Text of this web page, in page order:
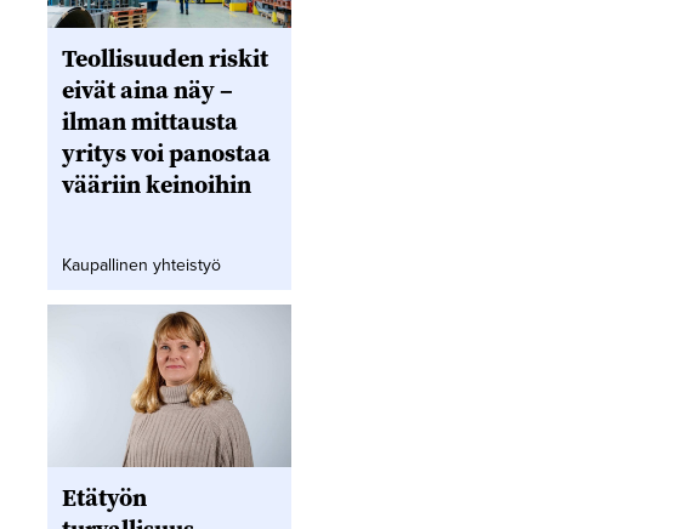
Teollisuuden riskit
eivät aina näy –
ilman mittausta
yritys voi panostaa
vääriin keinoihin
Kaupallinen yhteistyö
Etätyön